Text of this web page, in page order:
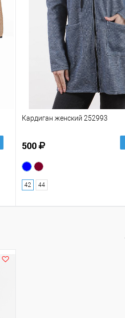
Кардиган женский 252993
500
42 44